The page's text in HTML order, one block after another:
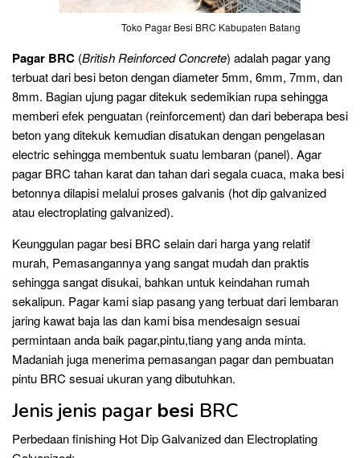
Toko Pagar Besi BRC Kabupaten Batang
Pagar BRC (British Reinforced Concrete) adalah pagar yang
terbuat dari besi beton dengan diameter 5mm, 6mm, 7mm, dan
8mm. Bagian ujung pagar ditekuk sedemikian rupa sehingga
memberi efek penguatan (reinforcement) dan dari beberapa besi
beton yang ditekuk kemudian disatukan dengan pengelasan
electric sehingga membentuk suatu lembaran (panel). Agar
pagar BRC tahan karat dan tahan dari segala cuaca, maka besi
betonnya dilapisi melalui proses galvanis (hot dip galvanized
atau electroplating galvanized).
Keunggulan pagar besi BRC selain dari harga yang relatif
murah, Pemasangannya yang sangat mudah dan praktis
sehingga sangat disukai, bahkan untuk keindahan rumah
sekalipun. Pagar kami siap pasang yang terbuat dari lembaran
jaring kawat baja las dan kami bisa mendesaign sesuai
permintaan anda baik pagar,pintu,tiang yang anda minta.
Madaniah juga menerima pemasangan pagar dan pembuatan
pintu BRC sesuai ukuran yang dibutuhkan.
Jenis jenis pagar besi BRC
Perbedaan finishing Hot Dip Galvanized dan Electroplating